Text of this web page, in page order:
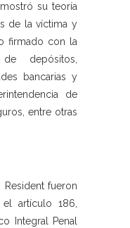
su teoría
de la víctima y
firmado con la
de depósitos,
bancarias y
de
entre otras
Resident fueron
artículo 186,
Integral Penal